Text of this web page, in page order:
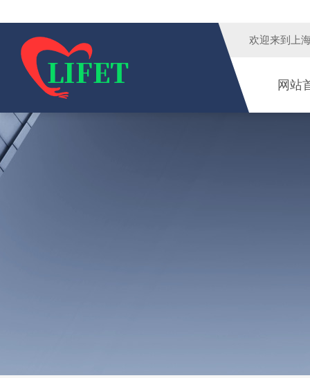
欢迎来到 上
网站